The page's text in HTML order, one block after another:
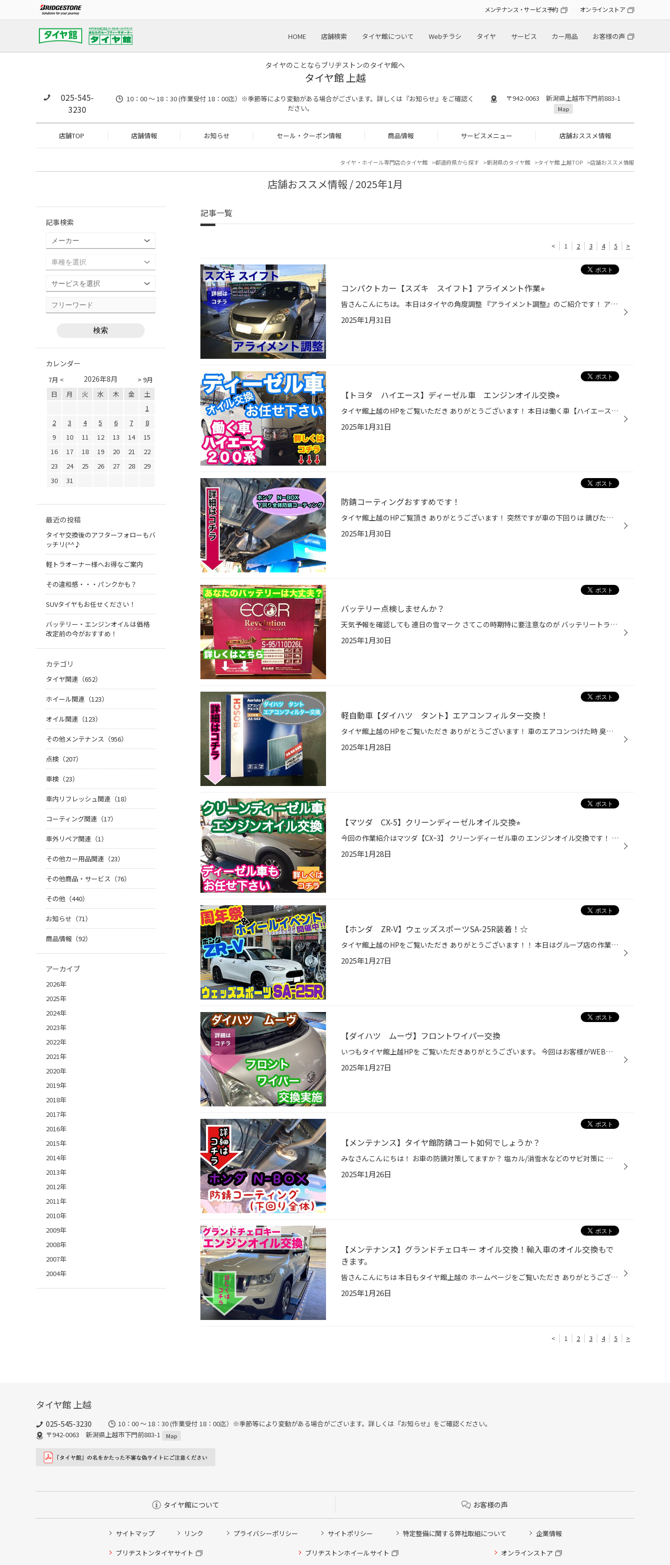
メンテナンス・サービス予約 オンラインストア
HOME 店舗検索 タイヤ館について Webチラシ タイヤ サービス カー用品 お客様の声
タイヤのことならブリヂストンのタイヤ館へ
タイヤ館 上越
025-545-
3230
10：00 ～ 18：30 (作業受付 18：00迄）※季節等により変動がある場合がございます。詳しくは『お知らせ』をご確認く
ださい。
〒942-0063 新潟県上越市下門前883-1
Map
店舗TOP 店舗情報 お知らせ セール・クーポン情報 商品情報 サービスメニュー 店舗おススメ情報
タイヤ・ホイール専門店のタイヤ館 都道府県から探す 新潟県のタイヤ館 タイヤ館 上越TOP 店舗おススメ情報
店舗おススメ情報 / 2025年1月
記事一覧
< 1 2 3 4 5 >
コンパクトカー【スズキ スイフト】アライメント作業⭐︎
皆さんこんにちは。 本日はタイヤの角度調整 『アライメント調整』のご紹介です！ アライメントとは簡単に言えば ズレてしまったタイヤの取付角度を 適正な状態に戻す作業になります。 一般的には足回りを交換した際に 行うのが一般的かと思います。 ただ日常的に乗っていても取付角度は ズレが出て...
2025年1月31日
【トヨタ ハイエース】ディーゼル車 エンジンオイル交換⭐︎
タイヤ館上越のHPをご覧いただき ありがとうございます！ 本日は働く車【ハイエース ２００系】 エンジンオイル・エレメント交換のご紹介です。 助手席のシートを上げます。 下からエンジンオイルを抜きます。 ディーゼル車なので オイルは真っ黒になっています。 下からオイルを抜いている間に オ...
2025年1月31日
防錆コーティングおすすめです！
タイヤ館上越のHPご覧頂き ありがとうございます！ 突然ですが車の下回りは 錆びたりしていませんか？ 錆びるのを防ぐために防錆コーティング オススメです！！ 今回はホンダ N−BOXの下回り防錆コーティングを ご紹介します！！ ピットに上げました！！ 車の下回りは塩害や小石等を巻き上げる為 傷...
2025年1月30日
バッテリー点検しませんか？
天気予報を確認しても 連日の雪マーク さてこの時期特に要注意なのが バッテリートラブルです。 気温が下がると性能は低下し バッテリあがりなんてことも・・・ そうなる前に是非 タイヤ館の無料安全点検をおススメします。 バッテリー交換の手順は 今のバッテリーを点検します。 バックアップ電源...
2025年1月30日
軽自動車【ダイハツ タント】エアコンフィルター交換！
タイヤ館上越のHPをご覧いただき ありがとうございます！ 車のエアコンつけた時 臭い気になったりしませんか？ 車のエアコンフィルターは約1年 または10,000kmで交換オススメします！ 本日はダイハツ タントの エアコンフィルター交換ご紹介します！ BOSCH Aeristo Eco AE−S03 コチラを新しく交換し...
2025年1月28日
【マツダ CX-5】クリーンディーゼルオイル交換⭐︎
今回の作業紹介はマツダ【CXｰ3】 クリーンディーゼル車の エンジンオイル交換です！ 前回交換から5,000km走行されたので 定期交換になります！ 交換作業の前にオイル量をチェックして 規定量が入っているか確認します！ ディーゼルオイルは直ぐに真っ黒になるので オイルの汚れ具合は確認できません...
2025年1月28日
【ホンダ ZR-V】ウェッズスポーツSA-25R装着！☆
タイヤ館上越のHPをご覧いただき ありがとうございます！！ 本日はグループ店の作業事例の紹介です！ いつもタイヤ館甲賀をご利用いただき ありがとうございます(*^^*) 本日は、ホンダ・ZR-Vに ウェッズスポーツSA-25Rと、 ブリヂストンのSUV/4x4専用スタッドレスタイヤ・DM-V3を ご購入いただき、...
2025年1月27日
【ダイハツ ムーヴ】フロントワイパー交換
いつもタイヤ館上越HPを ご覧いただきありがとうございます。 今回はお客様がWEB予約から ワイパー交換のご予約を頂きましたので ご紹介いたします。 【ワイパー交換ご予約】はコチラをタップorクリック 上記リンク先からワイパー交換をお選びしご予約していただくと 店舗にご来店時にとてもスムー...
2025年1月27日
【メンテナンス】タイヤ館防錆コート如何でしょうか？
みなさんこんにちは！ お車の防錆対策してますか？ 塩カル/消雪水などのサビ対策に タイヤ館の防錆コーティングをしませんか？ 今回はN-BOXの防錆対策をご紹介します！ まずはコーティング前になります！ マフラーが錆びてしまっていますね！ 防錆コーティングは錆びる前の施工がオススメです！ 作...
2025年1月26日
【メンテナンス】グランドチェロキー オイル交換！輸入車のオイル交換もで
きます。
皆さんこんにちは 本日もタイヤ館上越の ホームページをご覧いただき ありがとうございます<m(__)m> 本日はメンテナンス関連より オイル交換のご紹介です！ 作業させていただいたお車は 【グランドチェロキー】です。 当店では輸入車のオイル交換も 承っておりますよ～ ※一部当店では作業が出来ない...
2025年1月26日
< 1 2 3 4 5 >
記事検索
カレンダー
7月 < > 9月
2026年8月
日 月 火 水 木 金
土
1
2
3 4 5 6 7
8
9
10 11 12 13 14
15
16
17 18 19 20 21
22
23
24 25 26 27 28
29
30
31
最近の投稿
タイヤ交換後のアフターフォローもバ
ッチリ(^^♪
軽トラオーナー様へお得なご案内
その違和感・・・パンクかも？
SUVタイヤもお任せください！
バッテリー・エンジンオイルは価格
改定前の今がおすすめ！
カテゴリ
タイヤ関連（652）
ホイール関連（123）
オイル関連（123）
その他メンテナンス（956）
点検（207）
車検（23）
車内リフレッシュ関連（18）
コーティング関連（17）
車外リペア関連（1）
その他カー用品関連（23）
その他商品・サービス（76）
その他（440）
お知らせ（71）
商品情報（92）
アーカイブ
2026年
2025年
2024年
2023年
2022年
2021年
2020年
2019年
2018年
2017年
2016年
2015年
2014年
2013年
2012年
2011年
2010年
2009年
2008年
2007年
2004年
タイヤ館 上越
025-545-3230
10：00 ～ 18：30 (作業受付 18：00迄）※季節等により変動がある場合がございます。詳しくは『お知らせ』をご確認ください。
〒942-0063 新潟県上越市下門前883-1
Map
タイヤ館について お客様の声
サイトマップ リンク プライバシーポリシー サイトポリシー 特定整備に関する弊社取組について 企業情報
ブリヂストンタイヤサイト ブリヂストンホイールサイト オンラインストア
タイヤ点検・安全点検/タイヤ履き替え/オイル交換/その他ピット作業の予約
クローク契約会員専用タイヤ履き替え※タイヤ履き替えを希望のクローク契約会員の方はこちらを選択ください